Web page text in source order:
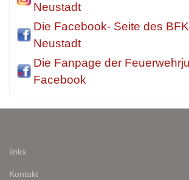
Neustadt
Die Facebook- Seite des
Neustadt
Die Fanpage der
Facebook
links
Kontakt